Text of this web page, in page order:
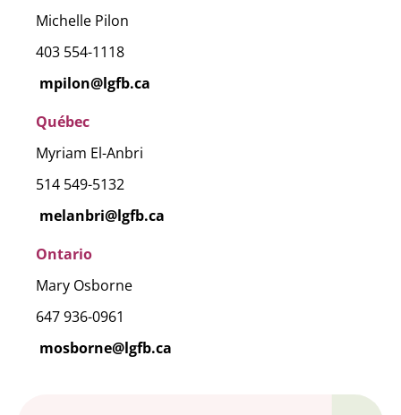
Michelle Pilon
403 554-1118
mpilon@lgfb.ca
Québec
Myriam El-Anbri
514 549-5132
melanbri@lgfb.ca
Ontario
Mary Osborne
647 936-0961
mosborne@lgfb.ca